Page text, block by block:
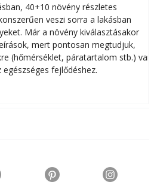
40+10 növény részletes
veszi sorra a lakásban
Már a növény kiválasztásakor
mert pontosan megtudjuk,
(hőmérséklet, páratartalom stb.) van
fejlődéshez.